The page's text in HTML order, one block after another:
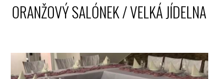
ORANŽOVÝ SALÓNEK / VELKÁ JÍDELNA